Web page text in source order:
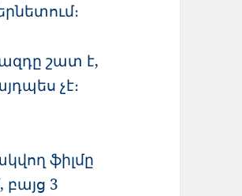
շատ է,
չէ։
ֆիլմը
3